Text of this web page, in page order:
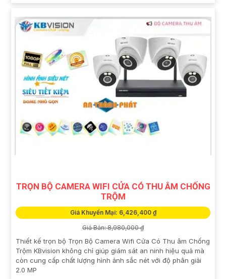
TRỌN BỘ CAMERA WIFI CỬA CÓ THU ÂM CHỐNG
TRỘM
Giá Khuyến Mại: 6,426,400 ₫
Giá Bán: 8,980,000 ₫
Thiết kế trọn bộ Trọn Bộ Camera Wifi Cửa Có Thu âm Chống
Trộm KBvision không chỉ giúp giám sát an ninh hiệu quả mà
còn cung cấp chất lượng hình ảnh sắc nét với độ phân giải
2.0 MP